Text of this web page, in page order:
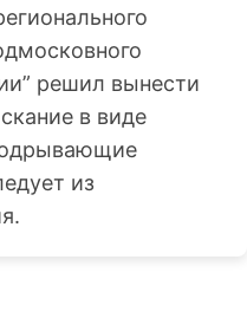
решил вынести
в виде
из